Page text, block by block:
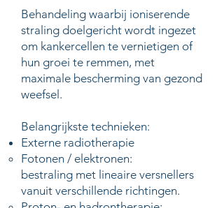
​Behandeling waarbij ioniserende
straling doelgericht wordt ingezet
om kankercellen te vernietigen of
hun groei te remmen, met
maximale bescherming van gezond
weefsel.
Belangrijkste technieken:
Externe radiotherapie
Fotonen / elektronen​:
​bestraling met lineaire versnellers
vanuit verschillende richtingen.